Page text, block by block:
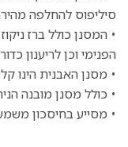
סיליפוס להחלפה
• המסנן כולל ברז
הפנימי וכן לריענון
• מסנן האבנית הינו
• כולל מסנן מובנה
• מסייע בחיסכון